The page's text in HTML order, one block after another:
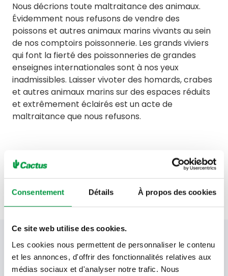
Consentement Détails À propos des cookies
Ce site web utilise des cookies.
Les cookies nous permettent de personnaliser le contenu
et les annonces, d'offrir des fonctionnalités relatives aux
médias sociaux et d'analyser notre trafic. Nous
Nous décrions toute maltraitance des animaux.
Évidemment nous refusons de vendre des
poissons et autres animaux marins vivants au sein
de nos comptoirs poissonnerie. Les grands viviers
qui font la fierté des poissonneries de grandes
enseignes internationales sont à nos yeux
inadmissibles. Laisser vivoter des homards, crabes
et autres animaux marins sur des espaces réduits
et extrêmement éclairés est un acte de
maltraitance que nous refusons.
Votre newsletter Cactus